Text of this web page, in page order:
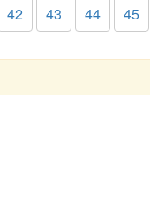
42 43 44 45